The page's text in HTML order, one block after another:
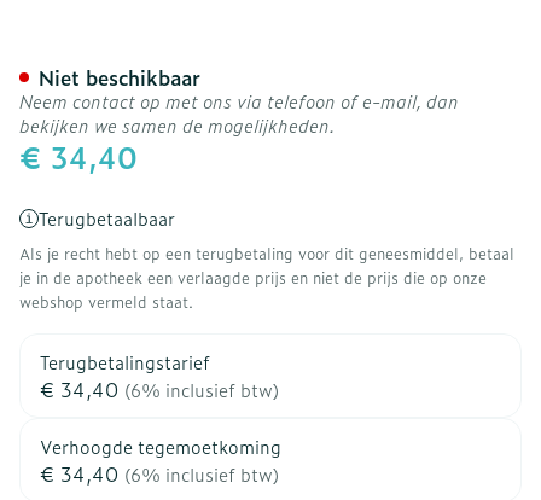
€ 34,40
Terugbetaalbaar
Als je recht hebt op een terugbetaling voor dit geneesmiddel, betaal
je in de apotheek een verlaagde prijs en niet de prijs die op onze
webshop vermeld staat.
Terugbetalingstarief
€ 34,40 (6% inclusief btw)
Verhoogde tegemoetkoming
€ 34,40 (6% inclusief btw)
Niet beschikbaar
Neem contact op met ons via telefoon of e-mail, dan
bekijken we samen de mogelijkheden.